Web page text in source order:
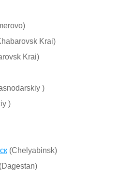
Krai)
Krai)
)
)
(Chelyabinsk)
(Dagestan)